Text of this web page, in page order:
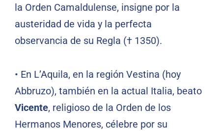
la Orden Camaldulense, insigne por la
austeridad de vida y la perfecta
observancia de su Regla († 1350).
• En L’Aquila, en la región Vestina (hoy
Abbruzo), también en la actual Italia, beato
Vicente, religioso de la Orden de los
Hermanos Menores, célebre por su